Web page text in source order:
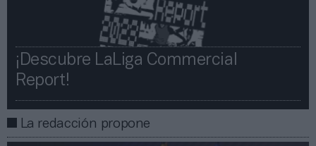
¡Descubre LaLiga Commercial
Report!​​
La redacción propone